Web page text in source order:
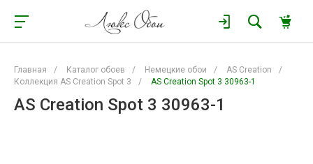
Главная / Каталог обоев / Немецкие обои / AS Creation
/
Коллекция AS Creation Spot 3
/ AS Creation Spot 3 30963-1
AS Creation Spot 3 30963-1